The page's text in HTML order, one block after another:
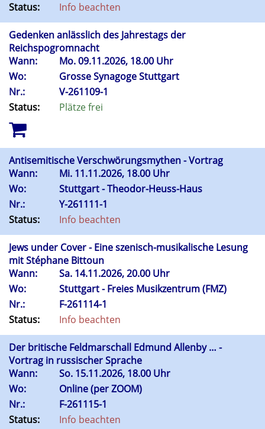
Status:
Info beachten
Gedenken anlässlich des Jahrestags der
Reichspogromnacht
Wann:
Mo.09.11.2026, 18.00 Uhr
Wo:
Grosse Synagoge Stuttgart
Nr.:
V-261109-1
Status:
Plätze frei
Antisemitische Verschwörungsmythen - Vortrag
Wann:
Mi. 11.11.2026, 18.00 Uhr
Wo:
Stuttgart - Theodor-Heuss-Haus
Nr.:
Y-261111-1
Status:
Info beachten
Jews under Cover - Eine szenisch-musikalische Lesung
mit Stéphane Bittoun
Wann:
Sa. 14.11.2026, 20.00 Uhr
Wo:
Stuttgart - Freies Musikzentrum (FMZ)
Nr.:
F-261114-1
Status:
Info beachten
Der britische Feldmarschall Edmund Allenby … -
Vortrag in russischer Sprache
Wann:
So. 15.11.2026, 18.00 Uhr
Wo:
Online (per ZOOM)
Nr.:
F-261115-1
Status:
Info beachten